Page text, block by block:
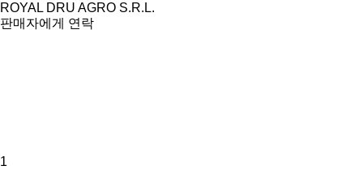
ROYAL DRU AGRO S.R.L.
판매자에게 연락
1